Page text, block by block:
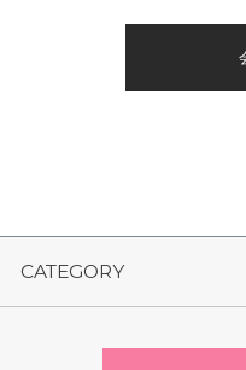
CATEGORY